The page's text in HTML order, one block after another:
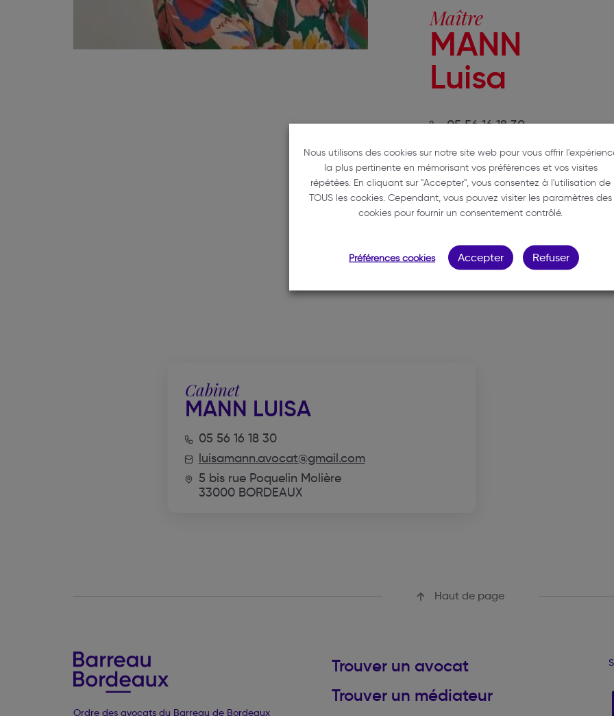
Maître
MANN
Luisa
05 56 16 18 30
luisamann.avocat@gmail.com
5 bis rue Poquelin Molière
33000 BORDEAUX
ANNÉE DE SERMENT
Cabinet
MANN LUISA
05 56 16 18 30
luisamann.avocat@gmail.com
5 bis rue Poquelin Molière
33000 BORDEAUX
Haut de page
Ordre des avocats du Barreau de Bordeaux
Trouver un avocat
Trouver un médiateur
Nous utilisons des cookies sur notre site web pour vous offrir
la plus pertinente en mémorisant vos préférences et vos visites
répétées. En cliquant sur "Accepter", vous consentez à l'utilisation de
TOUS les cookies. Cependant, vous pouvez visiter les paramètres des
cookies pour fournir un consentement contrôlé.
Préférences cookies Accepter Refuser